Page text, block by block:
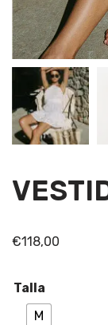
€118,00
Talla
M